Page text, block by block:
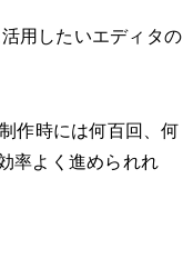
用したいエディタの
作時には何百回、何
率よく進められれ